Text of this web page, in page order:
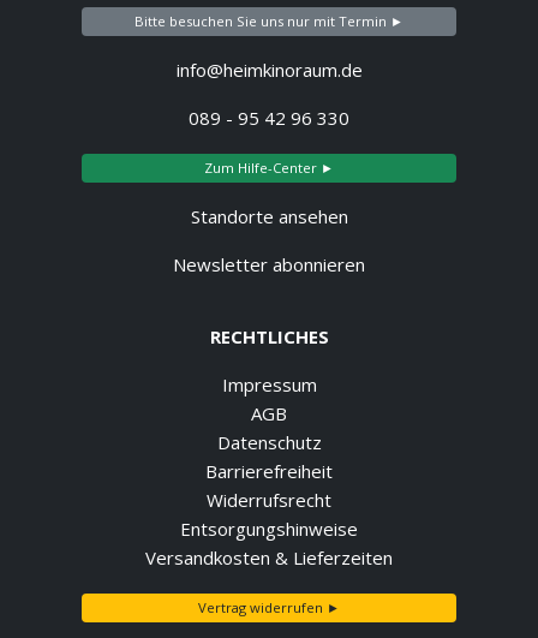
Bitte besuchen Sie uns nur mit Termin ►
info@heimkinoraum.de
089 - 95 42 96 330
Zum Hilfe-Center ►
Standorte ansehen
Newsletter abonnieren
RECHTLICHES
Impressum
AGB
Datenschutz
Barrierefreiheit
Widerrufsrecht
Entsorgungshinweise
Versandkosten & Lieferzeiten
Vertrag widerrufen ►